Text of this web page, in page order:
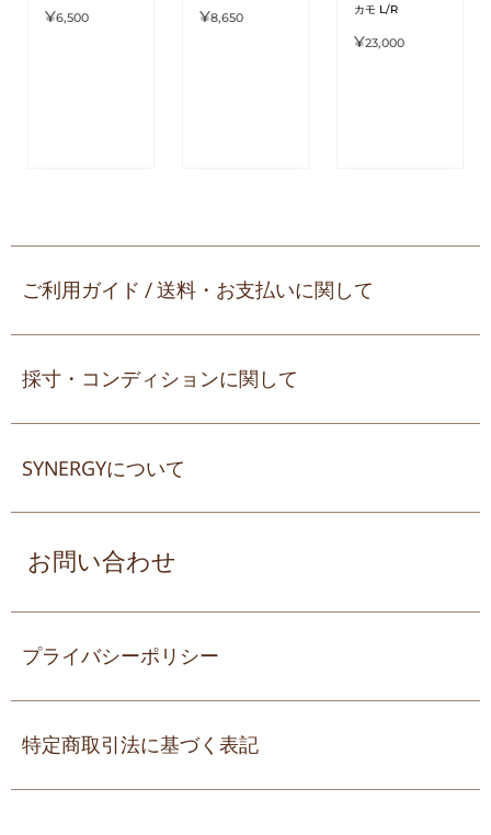
¥6,500 ¥8,650
カモ L/R
¥23,000
ご利用ガイド / 送料・お支払いに関して
採寸・コンディションに関して
SYNERGYについて
お問い合わせ
プライバシーポリシー
特定商取引法に基づく表記